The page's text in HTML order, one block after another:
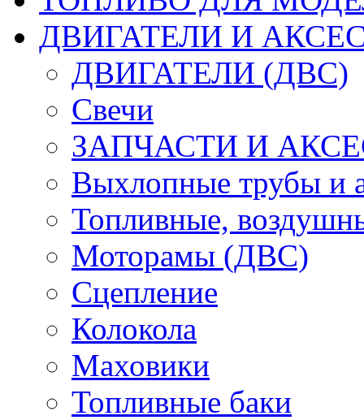
ДВИГАТЕЛИ И
ДВИГАТЕЛИ (ДВС)
Свечи
ЗАПЧАСТИ И
Выхлопные трубы и
Топливные,
Моторамы (ДВС)
Сцепление
Колокола
Маховики
Топливные баки